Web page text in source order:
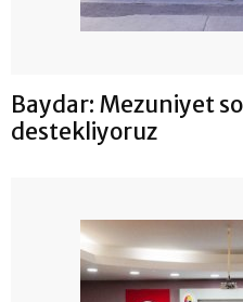
Baydar: Mezuniyet
destekliyoruz